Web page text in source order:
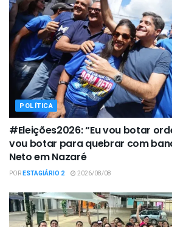
POLÍTICA
#Eleições2026: “Eu vou botar
vou botar para quebrar com
Neto em Nazaré
PORESTAGIÁRIO 2 2026/08/08